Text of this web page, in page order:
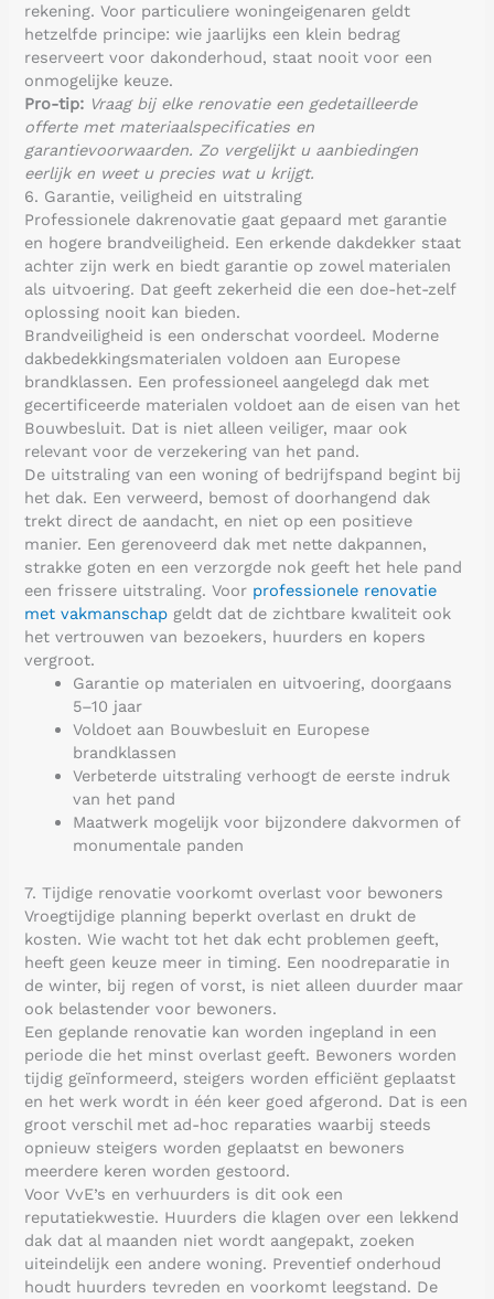
rekening. Voor particuliere woningeigenaren geldt
hetzelfde principe: wie jaarlijks een klein bedrag
reserveert voor dakonderhoud, staat nooit voor een
onmogelijke keuze.
Pro-tip: Vraag bij elke renovatie een gedetailleerde
offerte met materiaalspecificaties en
garantievoorwaarden. Zo vergelijkt u aanbiedingen
eerlijk en weet u precies wat u krijgt.
6. Garantie, veiligheid en uitstraling
Professionele dakrenovatie gaat gepaard met garantie
en hogere brandveiligheid. Een erkende dakdekker staat
achter zijn werk en biedt garantie op zowel materialen
als uitvoering. Dat geeft zekerheid die een doe-het-zelf
oplossing nooit kan bieden.
Brandveiligheid is een onderschat voordeel. Moderne
dakbedekkingsmaterialen voldoen aan Europese
brandklassen. Een professioneel aangelegd dak met
gecertificeerde materialen voldoet aan de eisen van het
Bouwbesluit. Dat is niet alleen veiliger, maar ook
relevant voor de verzekering van het pand.
De uitstraling van een woning of bedrijfspand begint bij
het dak. Een verweerd, bemost of doorhangend dak
trekt direct de aandacht, en niet op een positieve
manier. Een gerenoveerd dak met nette dakpannen,
strakke goten en een verzorgde nok geeft het hele pand
een frissere uitstraling. Voor professionele renovatie
met vakmanschap geldt dat de zichtbare kwaliteit ook
het vertrouwen van bezoekers, huurders en kopers
vergroot.
Garantie op materialen en uitvoering, doorgaans
5–10 jaar
Voldoet aan Bouwbesluit en Europese
brandklassen
Verbeterde uitstraling verhoogt de eerste indruk
van het pand
Maatwerk mogelijk voor bijzondere dakvormen of
monumentale panden
7. Tijdige renovatie voorkomt overlast voor bewoners
Vroegtijdige planning beperkt overlast en drukt de
kosten. Wie wacht tot het dak echt problemen geeft,
heeft geen keuze meer in timing. Een noodreparatie in
de winter, bij regen of vorst, is niet alleen duurder maar
ook belastender voor bewoners.
Een geplande renovatie kan worden ingepland in een
periode die het minst overlast geeft. Bewoners worden
tijdig geïnformeerd, steigers worden efficiënt geplaatst
en het werk wordt in één keer goed afgerond. Dat is een
groot verschil met ad-hoc reparaties waarbij steeds
opnieuw steigers worden geplaatst en bewoners
meerdere keren worden gestoord.
Voor VvE’s en verhuurders is dit ook een
reputatiekwestie. Huurders die klagen over een lekkend
dak dat al maanden niet wordt aangepakt, zoeken
uiteindelijk een andere woning. Preventief onderhoud
houdt huurders tevreden en voorkomt leegstand. De